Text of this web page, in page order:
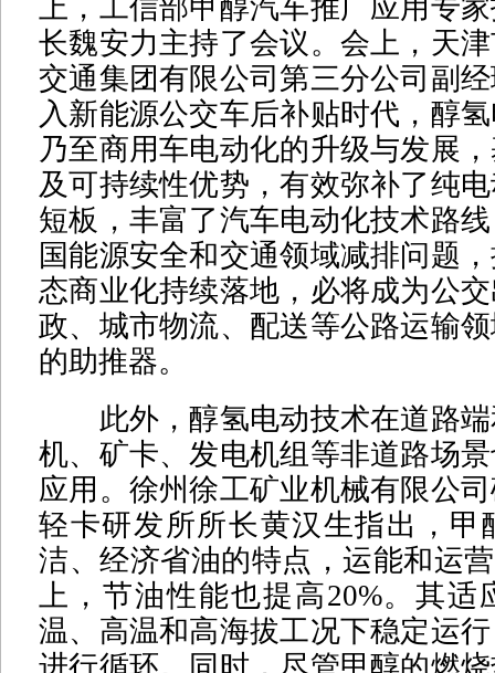
上，工信部甲醇汽车推广应用专
长魏安力主持了会议。会上，天
交通集团有限公司第三分公司副
入新能源公交车后补贴时代，醇
乃至商用车电动化的升级与发展
及可持续性优势，有效弥补了纯
短板，丰富了汽车电动化技术路
国能源安全和交通领域减排问题
态商业化持续落地，必将成为公
政、城市物流、配送等公路运输
的助推器。
此外，醇氢电动技术在道路端
机、矿卡、发电机组等非道路场
应用。徐州徐工矿业机械有限公
轻卡研发所所长黄汉生指出，甲
洁、经济省油的特点，运能和运
上，节油性能也提高20%。其适
温、高温和高海拔工况下稳定运